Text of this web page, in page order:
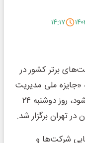
۱۴:۱۷
برتر کشور در
«جایزه ملی مدیریت
مالی ایران» به صورت سالانه برگزار می‌شود، روز دوشنبه ۲۴
شرکت‌ها و